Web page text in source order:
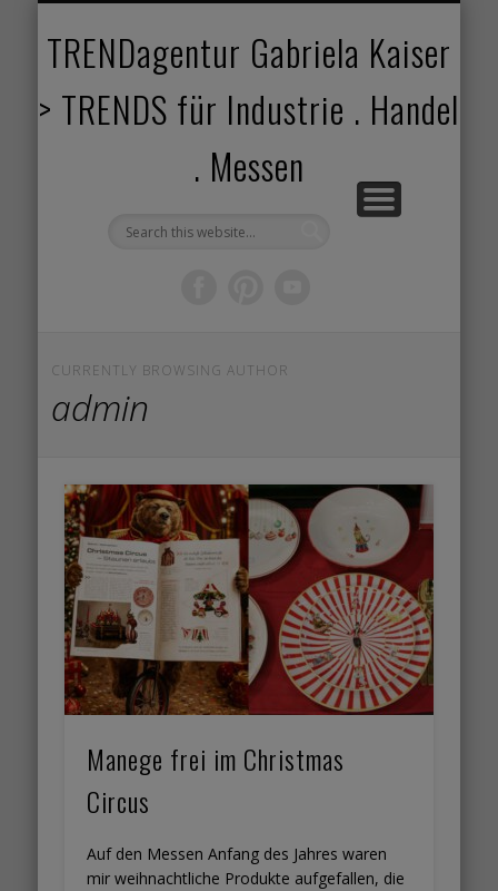
TRENDagentur Gabriela Kaiser
> TRENDS für Industrie . Handel
. Messen
CURRENTLY BROWSING AUTHOR
admin
Manege frei im Christmas
Circus
Auf den Messen Anfang des Jahres waren
mir weihnachtliche Produkte aufgefallen, die